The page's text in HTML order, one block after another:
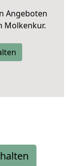
Angeboten
Molkenkur.